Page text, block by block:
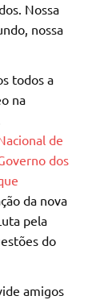
Nossa
nossa
todos a
na
de
dos
da nova
pela
do
amigos